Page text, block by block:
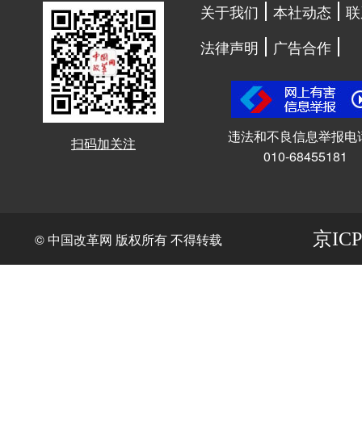
扫码加关注
关于我们 本社动态
法律声明
广告合作
违法和不良信息举报电
010-68455181
© 中国改革网 版权所有 不得转载 京